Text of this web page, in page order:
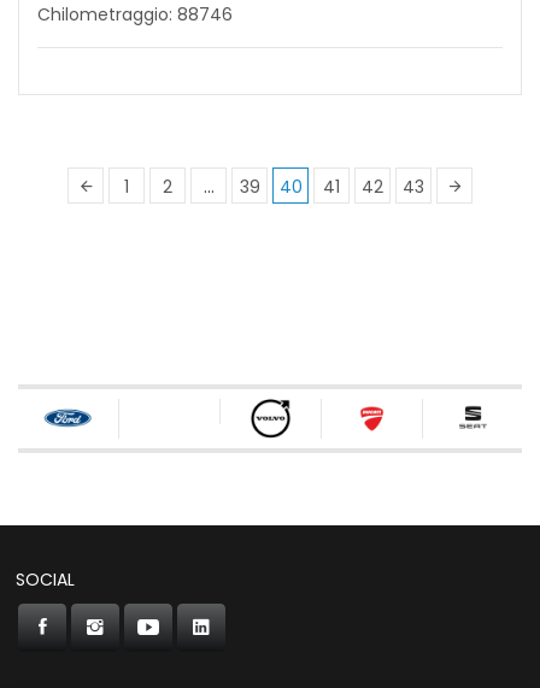
Chilometraggio: 88746
1 2 … 39 40 41 42 43
SOCIAL